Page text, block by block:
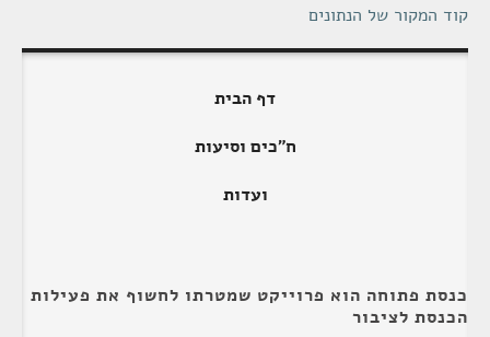
קוד המקור של הנתונים
דף הבית
ח"כים וסיעות
ועדות
כנסת פתוחה הוא פרוייקט שמטרתו לחשוף את פעילות
הכנסת לציבור